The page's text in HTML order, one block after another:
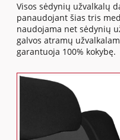
Visos sėdynių užvalkalų
panaudojant šias tris
naudojama net sėdynių
galvos atramų
garantuoja 100% kokybę.